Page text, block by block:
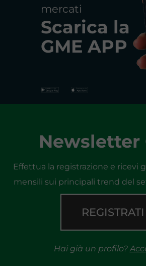
mercati
Scarica la
GME APP
Newsletter
Effettua la registrazione e ricevi
mensili sui principali trend del
REGISTRATI
Hai già un profilo?